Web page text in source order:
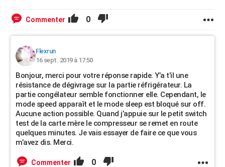
Commenter 0
Flexrun
16 sept. 2019 à 17:50
Bonjour, merci pour votre réponse rapide. Y’a t’il une
résistance de dégivrage sur la partie réfrigérateur. La
partie congélateur semble fonctionner elle. Cependant, le
mode speed apparaît et le mode sleep est bloqué sur off.
Aucune action possible. Quand j’appuie sur le petit switch
test de la carte mère le compresseur se remet en route
quelques minutes. Je vais essayer de faire ce que vous
m’avez dis. Merci.
Commenter 0